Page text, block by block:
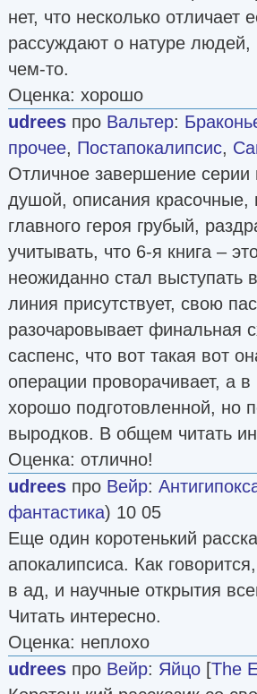
нет, что несколько отличает
рассуждают о натуре
чем-то.
Оценка: хорошо
udrees про Вальтер:
прочее, Постапокалипсис,
Отличное завершение
душой, описания красочные,
главного героя грубый,
учитывать, что 6-я книга –
неожиданно стал
линия присутствует, свою
разочаровывает финальная
саспенс, что вот такая вот
операции проворачивает, а
хорошо подготовленной, но
выродков. В общем читать
Оценка: отлично!
udrees про Вейр:
фантастика) 10 05
Еще один коротенький
апокалипсиса. Как
в ад, и научные открытия
Читать интересно.
Оценка: неплохо
udrees про Вейр: Яйцо [The